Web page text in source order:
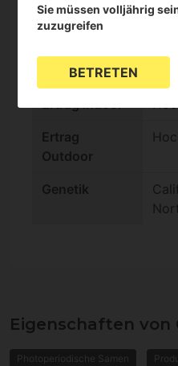
Outdoor
Indoor
Ertrag Indoor
Ertrag
Outdoor
Genetik
Eigenschaften von
Photoperiodische Samen
Sie müssen volljährig
zuzugreifen
BETRETEN